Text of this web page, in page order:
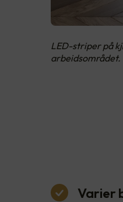
LED-striper på
arbeidsområdet.
Varier